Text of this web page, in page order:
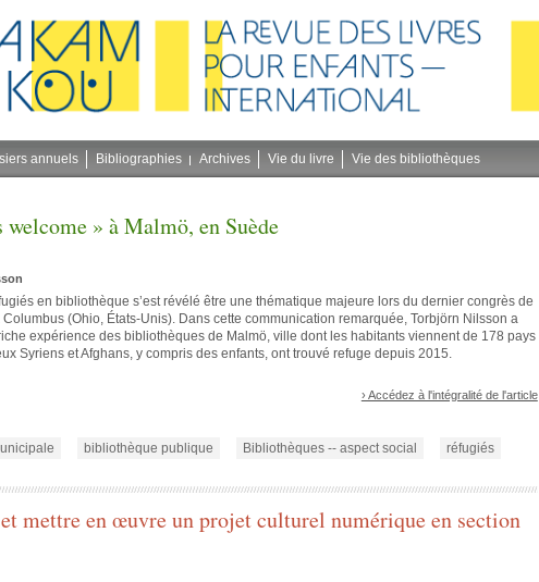
annuels Bibliographies Archives Vie du livre Vie des bibliothèques
welcome » à Malmö, en Suède
en bibliothèque s’est révélé être une thématique majeure lors du dernier congrès de
(Ohio, États-Unis). Dans cette communication remarquée, Torbjörn Nilsson a
expérience des bibliothèques de Malmö, ville dont les habitants viennent de 178 pays
Syriens et Afghans, y compris des enfants, ont trouvé refuge depuis 2015.
› Accédez à l'intégralité de l'article
bibliothèque publique Bibliothèques -- aspect social réfugiés
mettre en œuvre un projet culturel numérique en section